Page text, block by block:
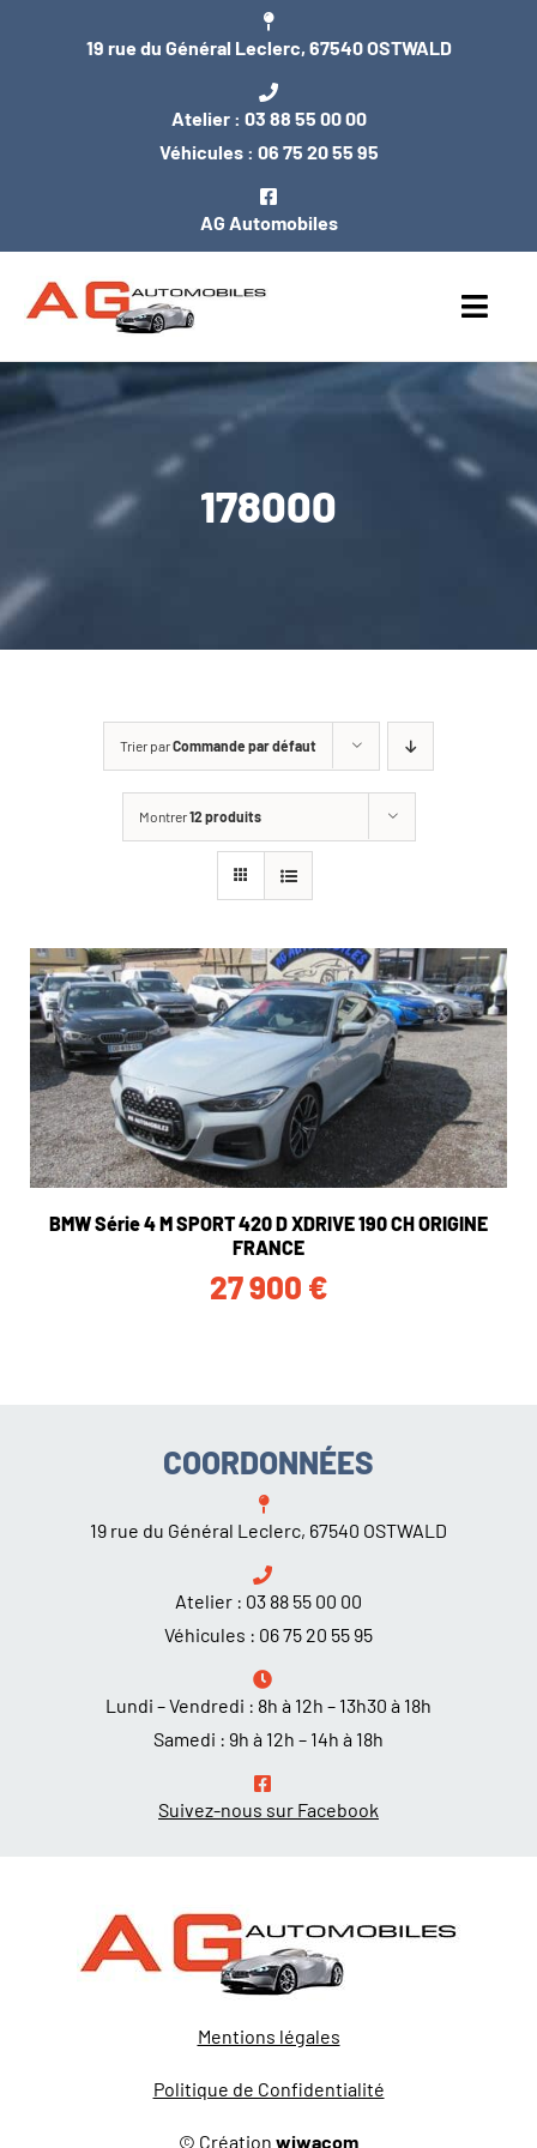
19 rue du Général Leclerc, 67540 OSTWALD
Atelier : 03 88 55 00 00
Véhicules : 06 75 20 55 95
AG Automobiles
ACCUEIL
ENTRETIEN / MÉCANIQUE
CARROSSERIE / VITRAGE
178000
Trier parCommande par défaut
Montrer12 produits
BMW Série 4 M SPORT 420 D XDRIVE 190 CH ORIGINE
FRANCE
27 900 €
COORDONNÉES
19 rue du Général Leclerc, 67540 OSTWALD
Atelier : 03 88 55 00 00
Véhicules : 06 75 20 55 95
Lundi – Vendredi : 8h à 12h – 13h30 à 18h
Samedi : 9h à 12h – 14h à 18h
Suivez-nous sur Facebook
Mentions légales
Politique de Confidentialité
© Création wiwacom